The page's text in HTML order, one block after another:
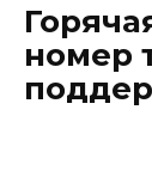
номер